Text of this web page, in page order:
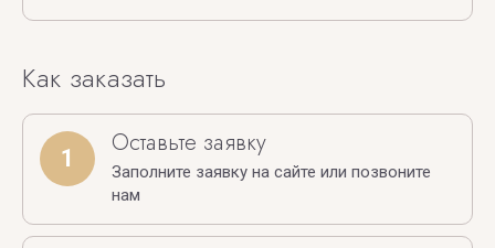
Как заказать
1 Оставьте заявку
Заполните заявку на сайте или позвоните
нам